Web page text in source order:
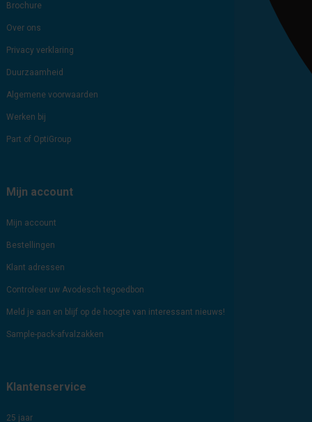
Brochure
Over ons
Privacy verklaring
Duurzaamheid
Algemene voorwaarden
Werken bij
Part of OptiGroup
Mijn account
Mijn account
Bestellingen
Klant adressen
Controleer uw Avodesch tegoedbon
Meld je aan en blijf op de hoogte van interessant nieuws!
Sample-pack-afvalzakken
Klantenservice
25 jaar